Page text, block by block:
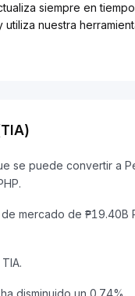
siempre en
utiliza nuestra
se puede convertir a
mercado de
disminuido un 0.74%.